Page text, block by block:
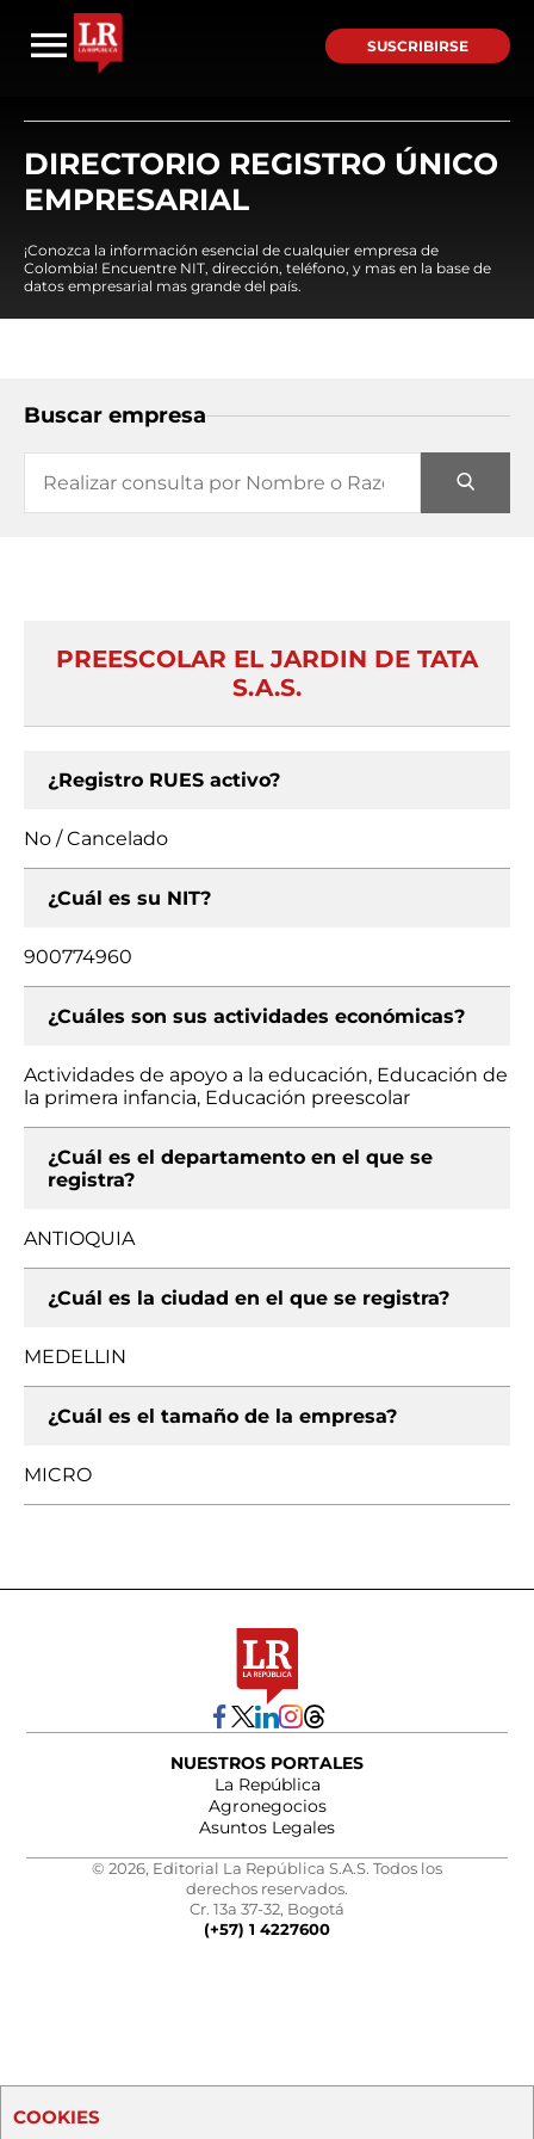
SUSCRIBIRSE
DIRECTORIO REGISTRO ÚNICO
EMPRESARIAL
¡Conozca la información esencial de cualquier empresa de
Colombia! Encuentre NIT, dirección, teléfono, y mas en la base de
datos empresarial mas grande del país.
Buscar empresa
PREESCOLAR EL JARDIN DE TATA
S.A.S.
¿Registro RUES activo?
No / Cancelado
¿Cuál es su NIT?
900774960
¿Cuáles son sus actividades económicas?
Actividades de apoyo a la educación, Educación de
la primera infancia, Educación preescolar
¿Cuál es el departamento en el que se
registra?
ANTIOQUIA
¿Cuál es la ciudad en el que se registra?
MEDELLIN
¿Cuál es el tamaño de la empresa?
MICRO
NUESTROS PORTALES
La República
Agronegocios
Asuntos Legales
© 2026, Editorial La República S.A.S. Todos los
derechos reservados.
Cr. 13a 37-32, Bogotá
(+57) 1 4227600
COOKIES